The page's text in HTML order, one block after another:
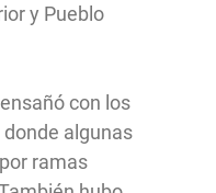
y Pueblo
con los
donde algunas
ramas